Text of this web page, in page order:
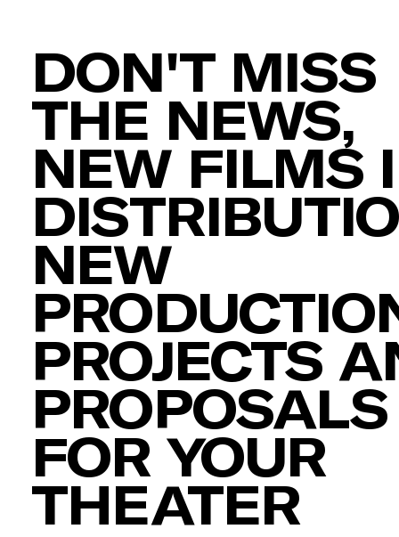
DON'T MISS
THE NEWS,
NEW FILMS
NEW
PROJECTS
PROPOSALS
FOR YOUR
THEATER